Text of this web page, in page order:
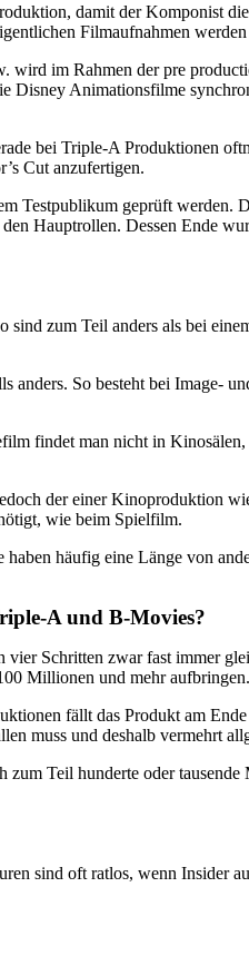
damit der Komponist
Filmaufnahmen
im Rahmen der pre
Animationsfilme
bei Triple-A Produktionen
Cut anzufertigen.
Testpublikum geprüft
Hauptrollen. Dessen Ende
zum Teil anders als bei
anders. So besteht bei Image-
findet man nicht in
der einer Kinoproduktion
wie beim Spielfilm.
häufig eine Länge von
A und B-Movies?
Schritten zwar fast immer
Millionen und mehr
fällt das Produkt am
muss und deshalb vermehrt
zum Teil hunderte oder
sind oft ratlos, wenn